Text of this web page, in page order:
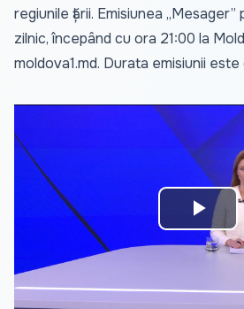
regiunile țării. Emisiunea
zilnic, începând cu ora 21:00 la
moldova1.md. Durata emisiunii